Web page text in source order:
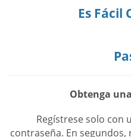
Es Fácil
Obtenga
Regístrese solo con
contraseña. En